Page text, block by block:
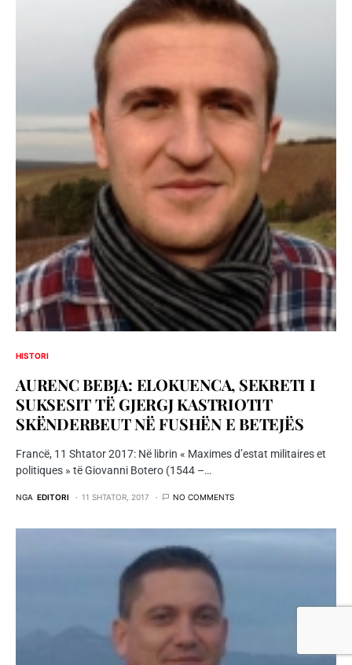
HISTORI
AURENC BEBJA: ELOKUENCA, SEKRETI I
SUKSESIT TË GJERGJ KASTRIOTIT
SKËNDERBEUT NË FUSHËN E BETEJËS
Francë, 11 Shtator 2017: Në librin « Maximes d’estat militaires et
politiques » të Giovanni Botero (1544 –…
NGA EDITORI 11 SHTATOR, 2017 NO COMMENTS